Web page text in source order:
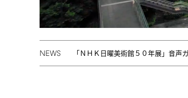
NEWS 「ＮＨＫ日曜美術館５０年展」音